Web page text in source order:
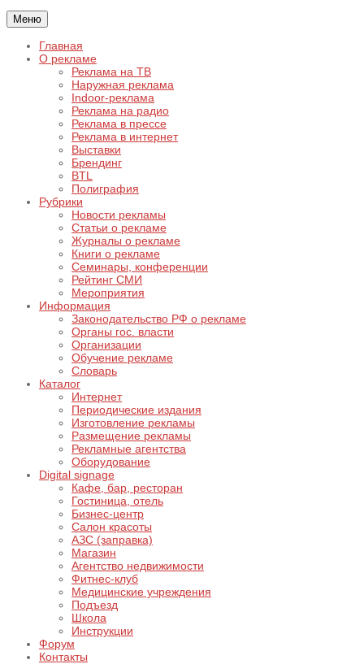
Меню
Главная
О рекламе
Реклама на ТВ
Наружная реклама
Indoor-реклама
Реклама на радио
Реклама в прессе
Реклама в интернет
Выставки
Брендинг
BTL
Полиграфия
Рубрики
Новости рекламы
Статьи о рекламе
Журналы о рекламе
Книги о рекламе
Семинары, конференции
Рейтинг СМИ
Мероприятия
Информация
Законодательство РФ о рекламе
Органы гос. власти
Организации
Обучение рекламе
Словарь
Каталог
Интернет
Периодические издания
Изготовление рекламы
Размещение рекламы
Рекламные агентства
Оборудование
Digital signage
Кафе, бар, ресторан
Гостиница, отель
Бизнес-центр
Салон красоты
АЗС (заправка)
Магазин
Агентство недвижимости
Фитнес-клуб
Медицинские учреждения
Подъезд
Школа
Инструкции
Форум
Контакты